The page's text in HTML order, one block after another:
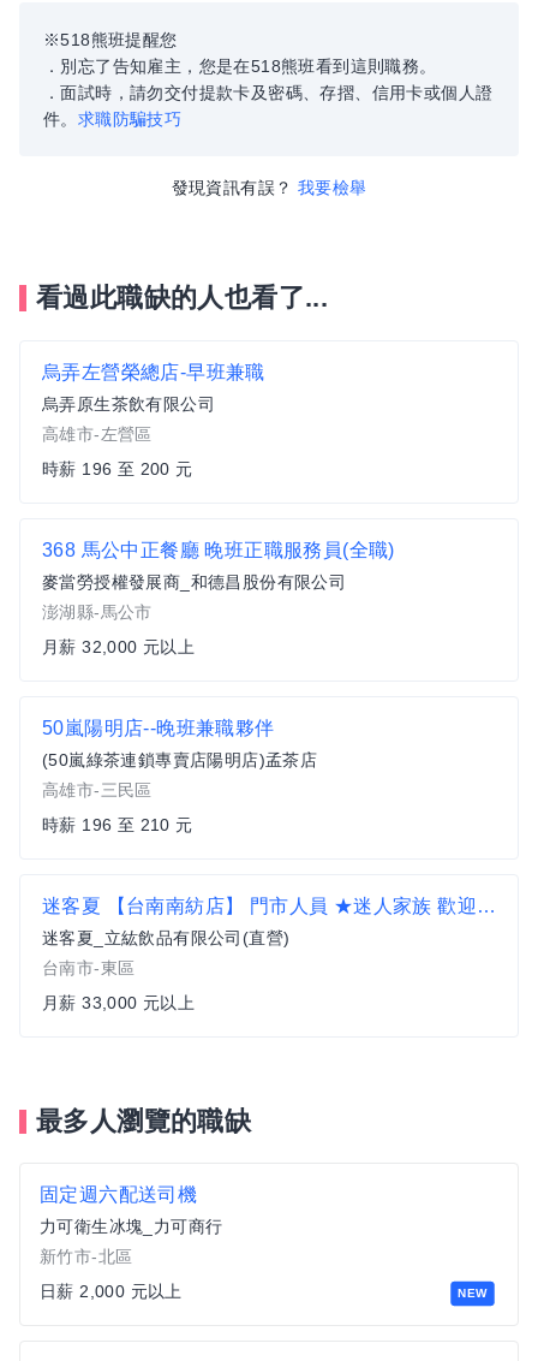
※518熊班提醒您
．別忘了告知雇主，您是在518熊班看到這則職務。
．面試時，請勿交付提款卡及密碼、存摺、信用卡或個人證
件。 求職防騙技巧
發現資訊有誤？ 我要檢舉
看過此職缺的人也看了...
烏弄左營榮總店-早班兼職
烏弄原生茶飲有限公司
高雄市-左營區
時薪 196 至 200 元
368 馬公中正餐廳 晚班正職服務員(全職)
麥當勞授權發展商_和德昌股份有限公司
澎湖縣-馬公市
月薪 32,000 元以上
50嵐陽明店--晚班兼職夥伴
(50嵐綠茶連鎖專賣店陽明店)孟茶店
高雄市-三民區
時薪 196 至 210 元
迷客夏 【台南南紡店】 門市人員 ★迷人家族 歡迎社會新鮮人 勇敢逐夢 33K起薪 擴大徵才
迷客夏_立紘飲品有限公司(直營)
台南市-東區
月薪 33,000 元以上
最多人瀏覽的職缺
NEW
固定週六配送司機
力可衛生冰塊_力可商行
新竹市-北區
日薪 2,000 元以上